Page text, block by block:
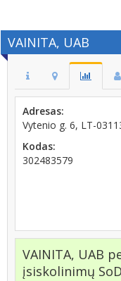
VAINITA, UAB
Adresas:
Vytenio g. 6, LT-
Kodas:
302483579
VAINITA, UAB
įsiskolinimų